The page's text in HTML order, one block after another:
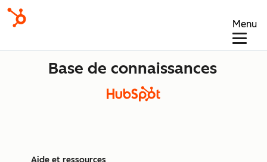
Menu
Base de connaissances
Aide et ressources